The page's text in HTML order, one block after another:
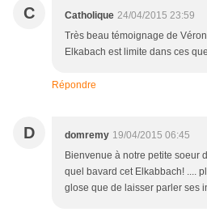
C Catholique 24/04/2015 23:59
Très beau témoignage de
Elkabach est limite dans ces
Répondre
D domremy 19/04/2015 06:45
Bienvenue à notre petite soeur
quel bavard cet Elkabbach! ....
glose que de laisser parler ses